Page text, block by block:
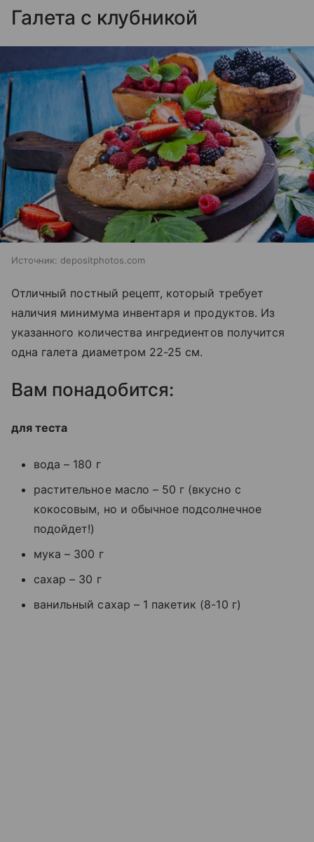
Галета с клубникой
Источник: depositphotos.com
Отличный постный рецепт, который требует
наличия минимума инвентаря и продуктов. Из
указанного количества ингредиентов получится
одна галета диаметром 22-25 см.
Вам понадобится:
для теста
вода – 180 г
растительное масло – 50 г (вкусно с
кокосовым, но и обычное подсолнечное
подойдет!)
мука – 300 г
сахар – 30 г
ванильный сахар – 1 пакетик (8-10 г)